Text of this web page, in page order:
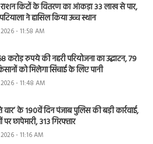
राशन किटों के वितरण का आंकड़ा 33 लाख से पार,
ने हासिल किया उच्च स्थान
- 11:58 AM
करोड़ रुपये की नहरी परियोजना का उद्घाटन, 79
को मिलेगा सिंचाई के लिए पानी
- 11:48 AM
वार’ के 190वें दिन पंजाब पुलिस की बड़ी कार्रवाई,
पर छापेमारी, 313 गिरफ्तार
- 11:16 AM